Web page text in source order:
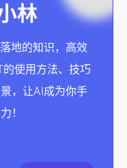
林
地的知识，高效
使用方法、技巧
，让AI成为你手
！